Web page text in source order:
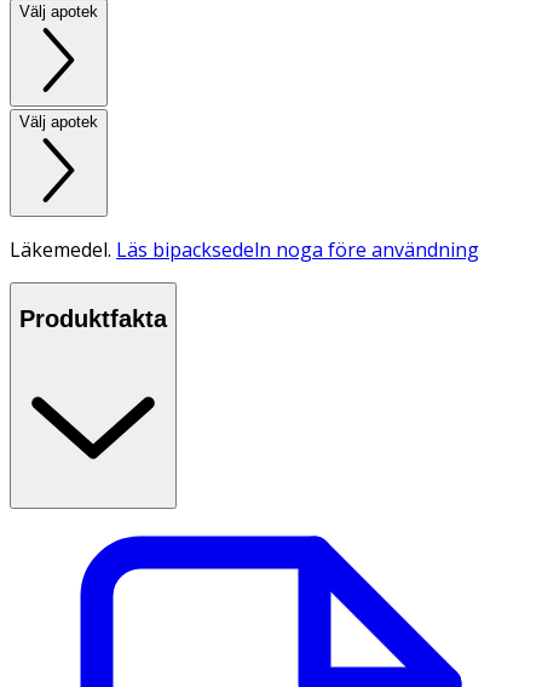
Välj apotek
Välj apotek
Läkemedel. Läs bipacksedeln noga före användning
Produktfakta